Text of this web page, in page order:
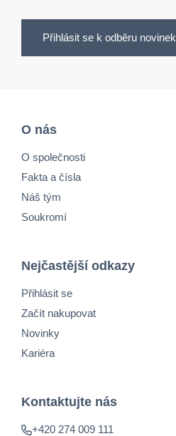
Přihlásit se k odběru novinek
O nás
O společnosti
Fakta a čísla
Náš tým
Soukromí
Nejčastější odkazy
Přihlásit se
Začít nakupovat
Novinky
Kariéra
Kontaktujte nás
+420 274 009 111